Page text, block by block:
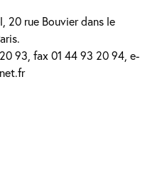
20 rue Bouvier dans le
93, fax 01 44 93 20 94, e-